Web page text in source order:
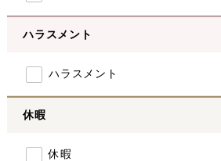
ハラスメント
ハラスメント
休暇
休暇